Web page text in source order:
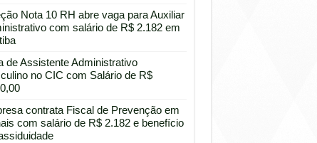
Nota 10 RH abre vaga para Auxiliar
com salário de R$ 2.182 em
de Assistente Administrativo
no CIC com Salário de R$
contrata Fiscal de Prevenção em
com salário de R$ 2.182 e benefício